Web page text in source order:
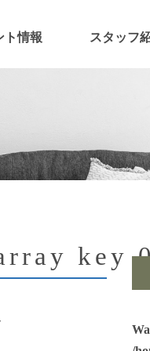
ト情報 スタッフ
key